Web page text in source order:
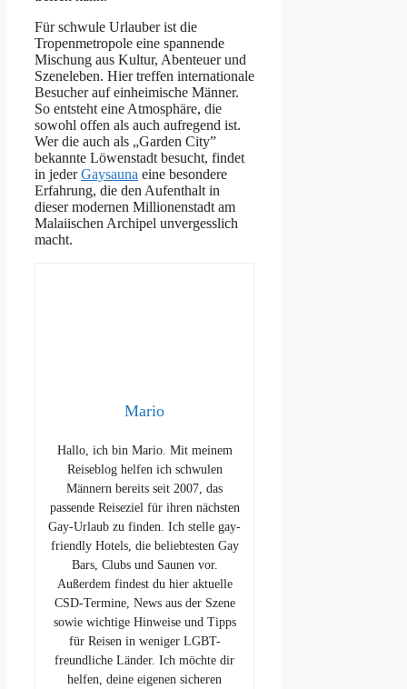
Für schwule Urlauber ist die
Tropenmetropole eine spannende
Mischung aus Kultur, Abenteuer und
Szeneleben. Hier treffen internationale
Besucher auf einheimische Männer.
So entsteht eine Atmosphäre, die
sowohl offen als auch aufregend ist.
Wer die auch als „Garden City”
bekannte Löwenstadt besucht, findet
in jederGaysauna eine besondere
Erfahrung, die den Aufenthalt in
dieser modernen Millionenstadt am
Malaiischen Archipel unvergesslich
macht.
Mario
Hallo, ich bin Mario. Mit meinem
Reiseblog helfen ich schwulen
Männern bereits seit 2007, das
passende Reiseziel für ihren nächsten
Gay-Urlaub zu finden. Ich stelle gay-
friendly Hotels, die beliebtesten Gay
Bars, Clubs und Saunen vor.
Außerdem findest du hier aktuelle
CSD-Termine, News aus der Szene
sowie wichtige Hinweise und Tipps
für Reisen in weniger LGBT-
freundliche Länder. Ich möchte dir
helfen, deine eigenen sicheren